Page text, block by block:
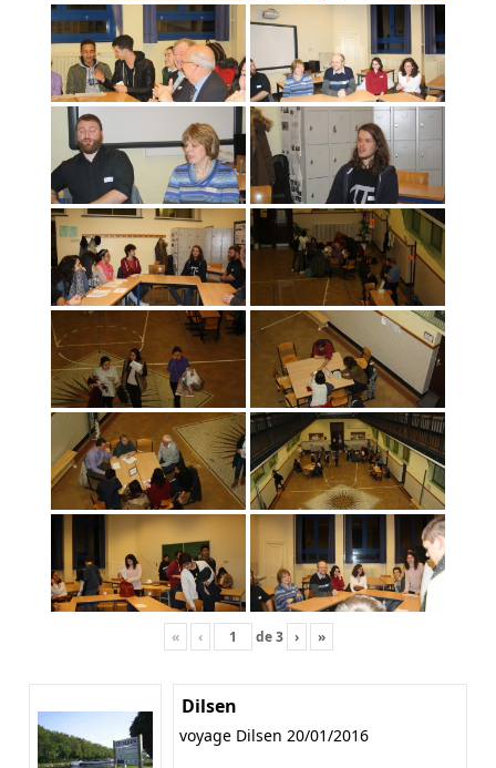
« ‹ de3 › »
Dilsen
voyage Dilsen 20/01/2016